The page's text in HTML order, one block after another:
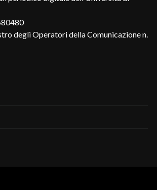
degli Operatori della Comunicazione n.